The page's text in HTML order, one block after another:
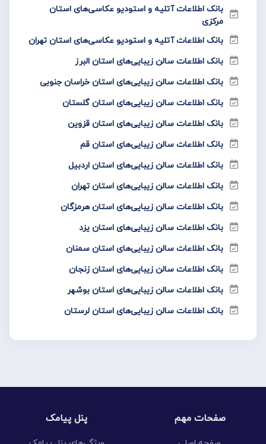
بانک اطلاعات آتلیه و استودیو عکاسی‌های استان
مرکزی
بانک اطلاعات آتلیه و استودیو عکاسی‌های استان تهران
بانک اطلاعات سالن زیبایی‌های استان البرز
بانک اطلاعات سالن زیبایی‌های استان خراسان جنوبی
بانک اطلاعات سالن زیبایی‌های استان گلستان
بانک اطلاعات سالن زیبایی‌های استان قزوین
بانک اطلاعات سالن زیبایی‌های استان قم
بانک اطلاعات سالن زیبایی‌های استان اردبیل
بانک اطلاعات سالن زیبایی‌های استان تهران
بانک اطلاعات سالن زیبایی‌های استان هرمزگان
بانک اطلاعات سالن زیبایی‌های استان یزد
بانک اطلاعات سالن زیبایی‌های استان سمنان
بانک اطلاعات سالن زیبایی‌های استان زنجان
بانک اطلاعات سالن زیبایی‌های استان بوشهر
بانک اطلاعات سالن زیبایی‌های استان لرستان
صفحات مهم پنل پیامک